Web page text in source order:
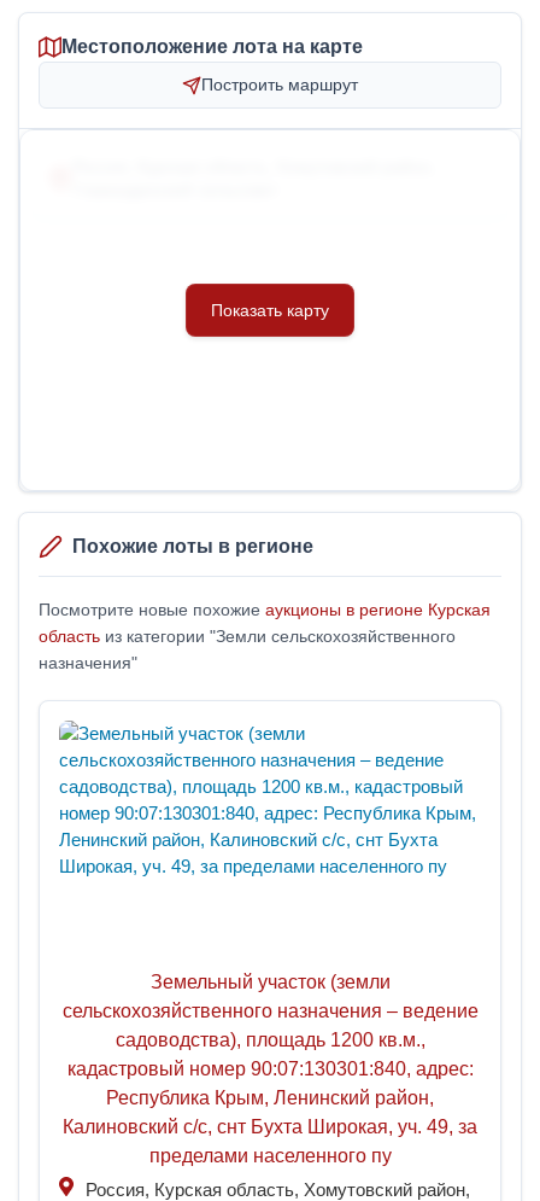
Местоположение лота на карте
Построить маршрут
Похожие лоты в регионе
Посмотрите новые похожие аукционы в регионе Курская
область из категории "Земли сельскохозяйственного
назначения"
Земельный участок (земли
сельскохозяйственного назначения – ведение
садоводства), площадь 1200 кв.м.,
кадастровый номер 90:07:130301:840, адрес:
Республика Крым, Ленинский район,
Калиновский с/с, снт Бухта Широкая, уч. 49, за
пределами населенного пу
Россия, Курская область, Хомутовский район,